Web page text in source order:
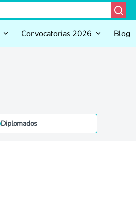
Convocatorias 2026 Blog
Diplomados